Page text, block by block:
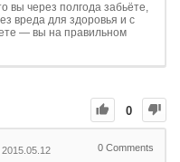
вы через полгода забьёте,
вреда для здоровья и с
— вы на правильном
0
0 Comments